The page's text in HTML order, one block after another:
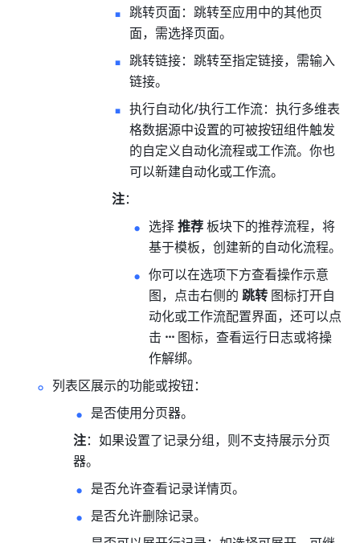
跳转页面：跳转至应用中的其他页
面，需选择页面。
跳转链接：跳转至指定链接，需输入
链接。
执行自动化/执行工作流：执行多维表
格数据源中设置的可被按钮组件触发
的自定义自动化流程或工作流。你也
可以新建自动化或工作流。
注：
选择 推荐 板块下的推荐流程，将
基于模板，创建新的自动化流程。
你可以在选项下方查看操作示意
图，点击右侧的 跳转 图标打开自
动化或工作流配置界面，还可以点
击 ··· 图标，查看运行日志或将操
作解绑。
列表区展示的功能或按钮：
是否使用分页器。
注：如果设置了记录分组，则不支持展示分页
器。
是否允许查看记录详情页。
是否允许删除记录。